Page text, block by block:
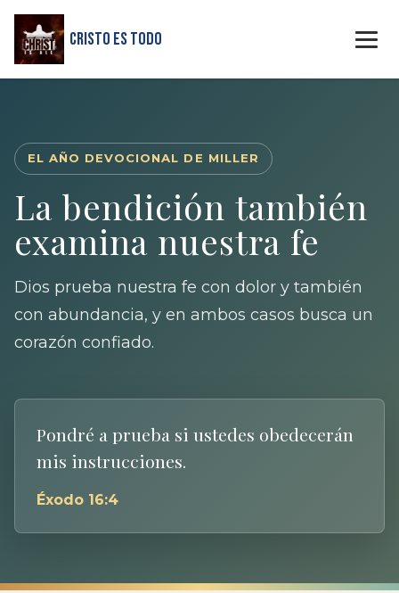
Cristo Es Todo
EL AÑO DEVOCIONAL DE MILLER
La bendición también
examina nuestra fe
Dios prueba nuestra fe con dolor y también
con abundancia, y en ambos casos busca un
corazón confiado.
Pondré a prueba si ustedes obedecerán
mis instrucciones.
Éxodo 16:4